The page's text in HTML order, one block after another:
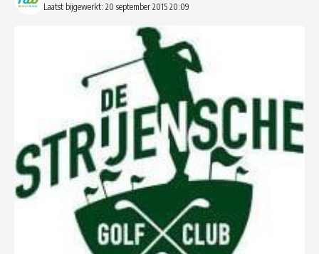
Laatst bijgewerkt: 20 september 2015 20:09